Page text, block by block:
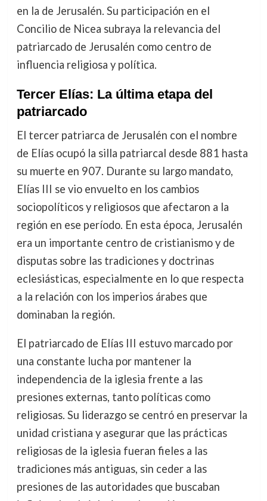
en la de Jerusalén. Su participación en el
Concilio de Nicea subraya la relevancia del
patriarcado de Jerusalén como centro de
influencia religiosa y política.
Tercer Elías: La última etapa del
patriarcado
El tercer patriarca de Jerusalén con el nombre
de Elías ocupó la silla patriarcal desde 881 hasta
su muerte en 907. Durante su largo mandato,
Elías III se vio envuelto en los cambios
sociopolíticos y religiosos que afectaron a la
región en ese período. En esta época, Jerusalén
era un importante centro de cristianismo y de
disputas sobre las tradiciones y doctrinas
eclesiásticas, especialmente en lo que respecta
a la relación con los imperios árabes que
dominaban la región.
El patriarcado de Elías III estuvo marcado por
una constante lucha por mantener la
independencia de la iglesia frente a las
presiones externas, tanto políticas como
religiosas. Su liderazgo se centró en preservar la
unidad cristiana y asegurar que las prácticas
religiosas de la iglesia fueran fieles a las
tradiciones más antiguas, sin ceder a las
presiones de las autoridades que buscaban